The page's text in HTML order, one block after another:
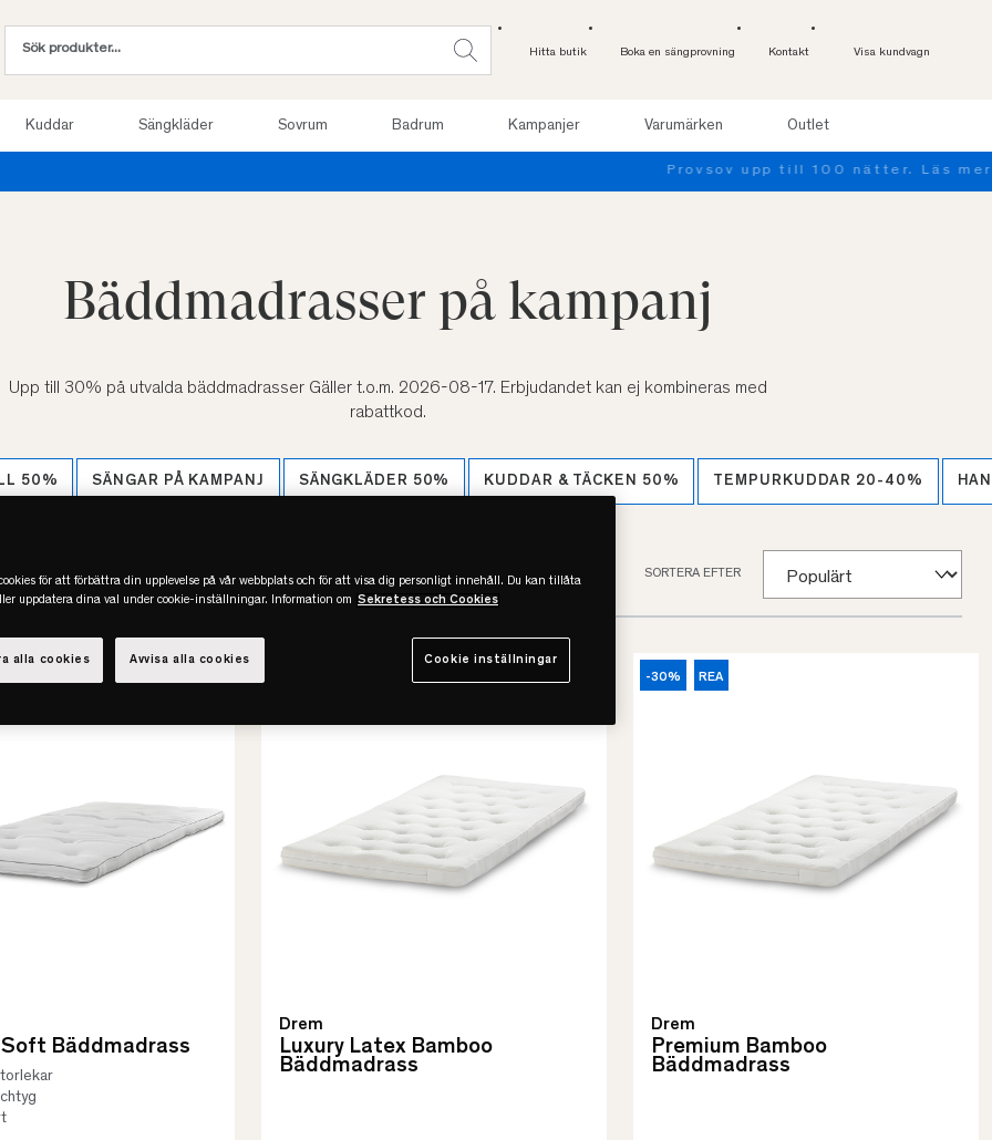
Hitta butik Boka en sängprovning Kontakt Visa kundvagn
Kuddar Sängkläder Sovrum Badrum Kampanjer Varumärken Outlet
Bäddmadrasser på kampanj
Upp till 30% på utvalda bäddmadrasser Gäller t.o.m. 2026-08-17. Erbjudandet kan ej kombineras med
rabattkod.
50% SÄNGAR PÅ KAMPANJ SÄNGKLÄDER 50% KUDDAR & TÄCKEN 50% TEMPURKUDDAR 20-40%
(973) SORTERA EFTER
Bäddmadrass
Drem
Luxury Latex Bamboo
Bäddmadrass
-30% REA
Drem
Premium Bamboo
Bäddmadrass
för att förbättra din upplevelse på vår webbplats och för att visa dig personligt innehåll. Du kan tillåta
uppdatera dina val under cookie-inställningar. Information om Sekretess och Cookies
Cookie inställningar
Avvisa alla cookies
alla cookies